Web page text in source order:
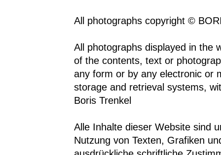
All photographs copyright ©
All photographs displayed in the
of the contents, text or
any form or by any electronic or
storage and retrieval systems,
Boris Trenkel
Alle Inhalte dieser Website sind
Nutzung von Texten, Grafiken